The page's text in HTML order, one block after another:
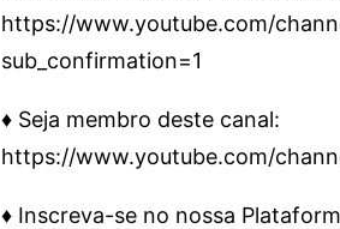
https://www.youtube.com/
sub_confirmation=1
♦️ Seja membro deste canal:
https://www.youtube.com/
♦️ Inscreva-se no nossa